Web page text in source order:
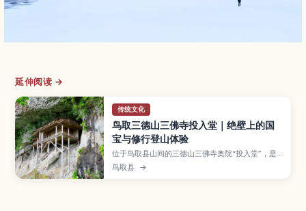
延伸阅读 →
传统文化
鸟取三德山三佛寺投入堂｜绝壁上的国
宝与修行登山体验
位于鸟取县山间的三德山三佛寺奥院“投入堂”，是
一座建在绝壁上的国宝，被视为日本最震撼的山岳
灵场之一。本文将介绍投入堂的由来与历史、充满
鸟取县 →